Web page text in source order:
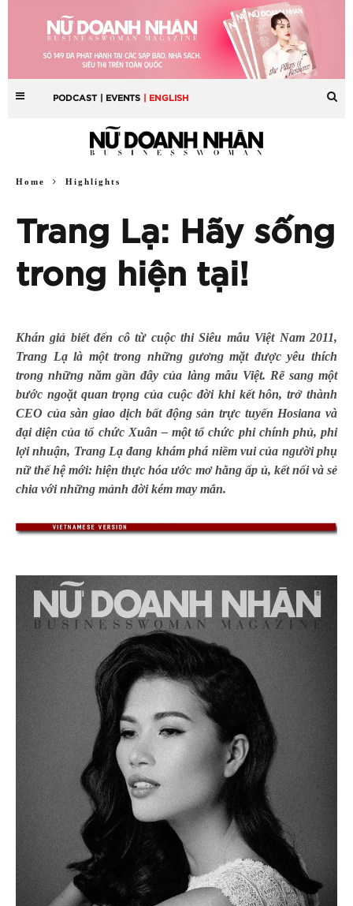
PODCAST | EVENTS | ENGLISH
Home Highlights
Trang Lạ: Hãy sống
trong hiện tại!
Khán giả biết đến cô từ cuộc thi Siêu mẫu Việt Nam 2011,
Trang Lạ là một trong những gương mặt được yêu thích
trong những năm gần đây của làng mẫu Việt. Rẽ sang một
bước ngoặt quan trọng của cuộc đời khi kết hôn, trở thành
CEO của sàn giao dịch bất động sản trực tuyến Hosiana và
đại diện của tổ chức Xuân – một tổ chức phi chính phủ, phi
lợi nhuận, Trang Lạ đang khám phá niềm vui của người phụ
nữ thế hệ mới: hiện thực hóa ước mơ hằng ấp ủ, kết nối và sẻ
chia với những mảnh đời kém may mắn.